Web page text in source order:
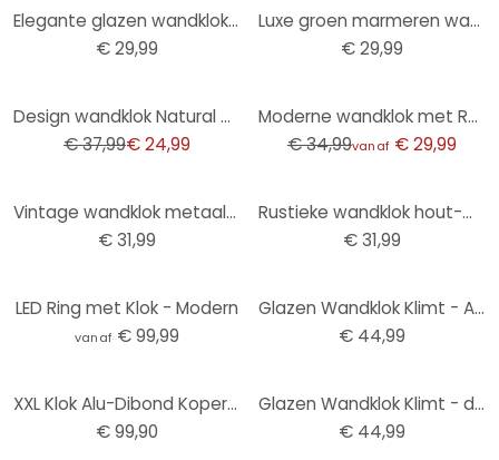
Elegante glazen wandklok in wit marmerlook met zwarte cijfers Ø30 cm
€ 29,99
Luxe groen marmeren wandklok met elegante gouden cijfers Ø30cm
€ 29,99
Design wandklok Natural Contrast - Klok met houten look en Arabische cijfers Ø50 cm
€ 37,99€ 24,99
Moderne wandklok met Romeinse cijfers Ø40 cm
€ 34,99vanaf € 29,99
Vintage wandklok metaal-hout-look met cijfers in Afmeting Ø30cm
€ 31,99
Rustieke wandklok hout-metaal look met vintage cijfers geruisloos Ø30cm
€ 31,99
LED Ring met Klok - Modern
vanaf € 99,99
Glazen Wandklok Klimt - Adele Bloch
€ 44,99
XXL Klok Alu-Dibond Koper - Ø 70 cm
€ 99,90
Glazen Wandklok Klimt - de Levensboom
€ 44,99